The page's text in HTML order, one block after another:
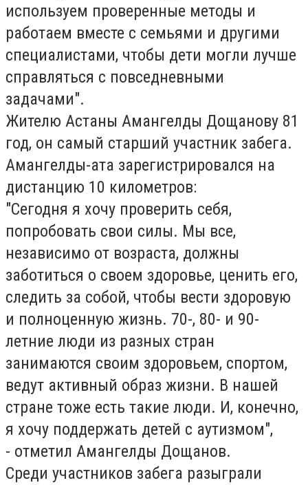
используем проверенные методы и
работаем вместе с семьями и другими
специалистами, чтобы дети могли лучше
справляться с повседневными
задачами".
Жителю Астаны Амангелды Дощанову 81
год, он самый старший участник забега.
Амангелды-ата зарегистрировался на
дистанцию 10 километров:
"Сегодня я хочу проверить себя,
попробовать свои силы. Мы все,
независимо от возраста, должны
заботиться о своем здоровье, ценить его,
следить за собой, чтобы вести здоровую
и полноценную жизнь. 70-, 80- и 90-
летние люди из разных стран
занимаются своим здоровьем, спортом,
ведут активный образ жизни. В нашей
стране тоже есть такие люди. И, конечно,
я хочу поддержать детей с аутизмом",
- отметил Амангелды Дощанов.
Среди участников забега разыграли